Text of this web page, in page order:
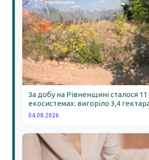
За добу на Рівненщині сталося
екосистемах: вигоріло 3,4
04.08.2026